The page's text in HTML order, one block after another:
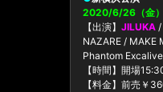
2020/6/26（金）
【出演】 JILUKA /
NAZARE / MAKE
Phantom
【時間】開場
【料金】前売￥